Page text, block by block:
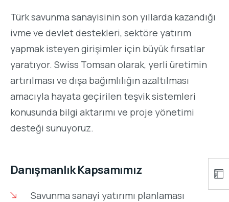
Türk savunma sanayisinin son yıllarda kazandığı
ivme ve devlet destekleri, sektöre yatırım
yapmak isteyen girişimler için büyük fırsatlar
yaratıyor. Swiss Tomsan olarak, yerli üretimin
artırılması ve dışa bağımlılığın azaltılması
amacıyla hayata geçirilen teşvik sistemleri
konusunda bilgi aktarımı ve proje yönetimi
desteği sunuyoruz.
Danışmanlık Kapsamımız
Savunma sanayi yatırımı planlaması